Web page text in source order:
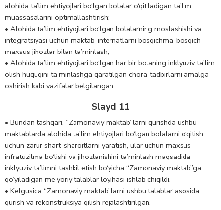
alohida ta’lim ehtiyojlari bo‘lgan bolalar o‘qitiladigan ta’lim
muassasalarini optimallashtirish;
• Alohida ta’lim ehtiyojlari bo‘lgan bolalarning moslashishi va
integratsiyasi uchun maktab-internatlarni bosqichma-bosqich
maxsus jihozlar bilan ta’minlash;
• Alohida ta’lim ehtiyojlari bo‘lgan har bir bolaning inklyuziv ta’lim
olish huquqini ta’minlashga qaratilgan chora-tadbirlarni amalga
oshirish kabi vazifalar belgilangan.
Slayd 11
• Bundan tashqari, “Zamonaviy maktab”larni qurishda ushbu
maktablarda alohida ta’lim ehtiyojlari bo‘lgan bolalarni o‘qitish
uchun zarur shart-sharoitlarni yaratish, ular uchun maxsus
infratuzilma bo‘lishi va jihozlanishini ta’minlash maqsadida
inklyuziv ta’limni tashkil etish bo‘yicha “Zamonaviy maktab”ga
qo‘yiladigan me’yoriy talablar loyihasi ishlab chiqildi.
• Kelgusida “Zamonaviy maktab”larni ushbu talablar asosida
qurish va rekonstruksiya qilish rejalashtirilgan.